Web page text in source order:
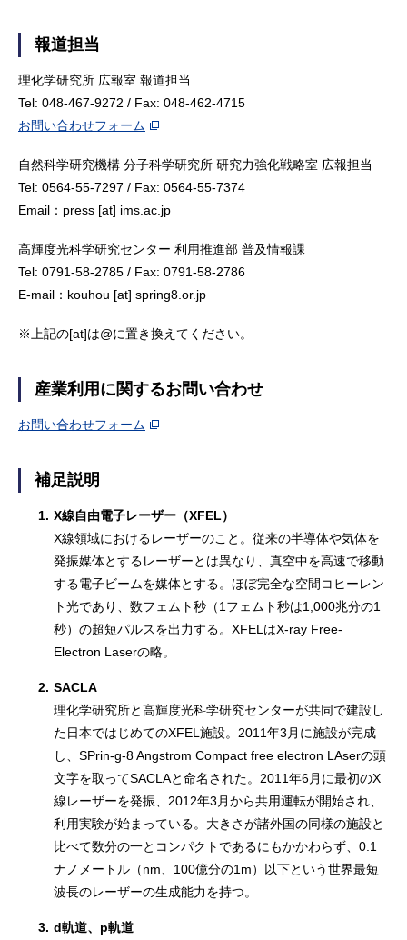
報道担当
理化学研究所 広報室 報道担当
Tel: 048-467-9272 / Fax: 048-462-4715
お問い合わせフォーム
自然科学研究機構 分子科学研究所 研究力強化戦略室 広報担当
Tel: 0564-55-7297 / Fax: 0564-55-7374
Email：press [at] ims.ac.jp
高輝度光科学研究センター 利用推進部 普及情報課
Tel: 0791-58-2785 / Fax: 0791-58-2786
E-mail：kouhou [at] spring8.or.jp
※上記の[at]は@に置き換えてください。
産業利用に関するお問い合わせ
お問い合わせフォーム
補足説明
1. X線自由電子レーザー（XFEL）
X線領域におけるレーザーのこと。従来の半導体や気体を
発振媒体とするレーザーとは異なり、真空中を高速で移動
する電子ビームを媒体とする。ほぼ完全な空間コヒーレン
ト光であり、数フェムト秒（1フェムト秒は1,000兆分の1
秒）の超短パルスを出力する。XFELはX-ray Free-
Electron Laserの略。
2. SACLA
理化学研究所と高輝度光科学研究センターが共同で建設し
た日本ではじめてのXFEL施設。2011年3月に施設が完成
し、SPrin-g-8 Angstrom Compact free electron LAserの頭
文字を取ってSACLAと命名された。2011年6月に最初のX
線レーザーを発振、2012年3月から共用運転が開始され、
利用実験が始まっている。大きさが諸外国の同様の施設と
比べて数分の一とコンパクトであるにもかかわらず、0.1
ナノメートル（nm、100億分の1m）以下という世界最短
波長のレーザーの生成能力を持つ。
3. d軌道、p軌道